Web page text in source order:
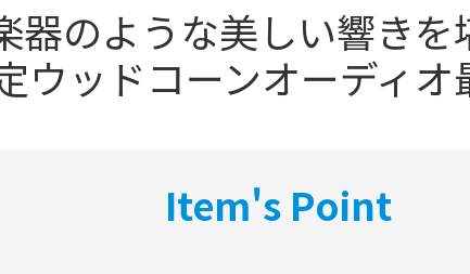
器のような美しい響きを
ウッドコーンオーディ
Item's Point